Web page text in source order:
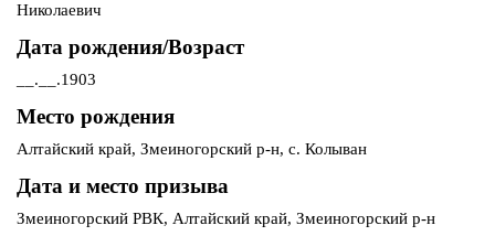
Николаевич
Дата рождения/Возраст
__.__.1903
Место рождения
Алтайский край, Змеиногорский р-н, с. Колыван
Дата и место призыва
Змеиногорский РВК, Алтайский край, Змеиногорский р-н